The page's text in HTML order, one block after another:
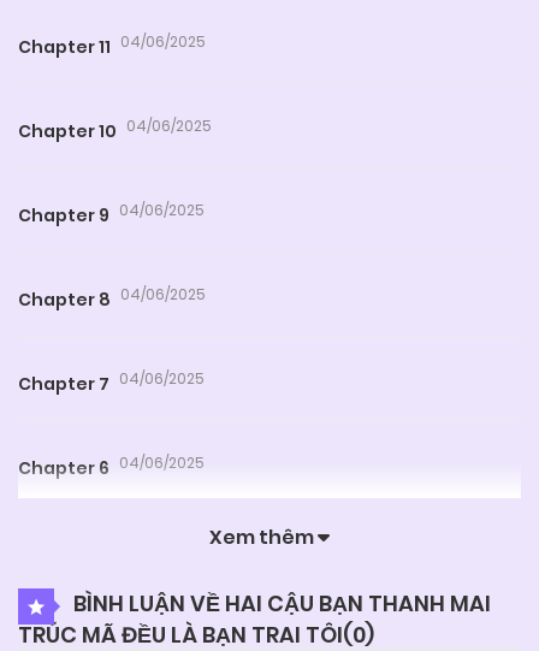
Chapter 11 04/06/2025
Chapter 10 04/06/2025
Chapter 9 04/06/2025
Chapter 8 04/06/2025
Chapter 7 04/06/2025
Chapter 6 04/06/2025
Chapter 4 04/06/2025
Xem thêm
BÌNH LUẬN VỀ HAI CẬU BẠN THANH MAI
TRÚC MÃ ĐỀU LÀ BẠN TRAI TÔI(0)